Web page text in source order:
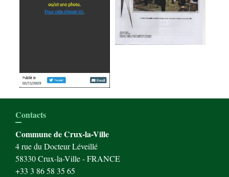
Contacts
Commune de Crux-la-Ville
4 rue du Docteur Léveillé
58330 Crux-la-Ville - FRANCE
+33 3 86 58 35 65